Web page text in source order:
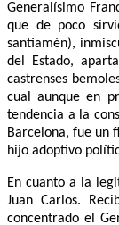
Generalísimo
que de poco
santiamén),
del Estado,
castrenses
cual aunque en
tendencia a la
Barcelona, fue un
hijo adoptivo
En cuanto a la
Juan Carlos.
concentrado el